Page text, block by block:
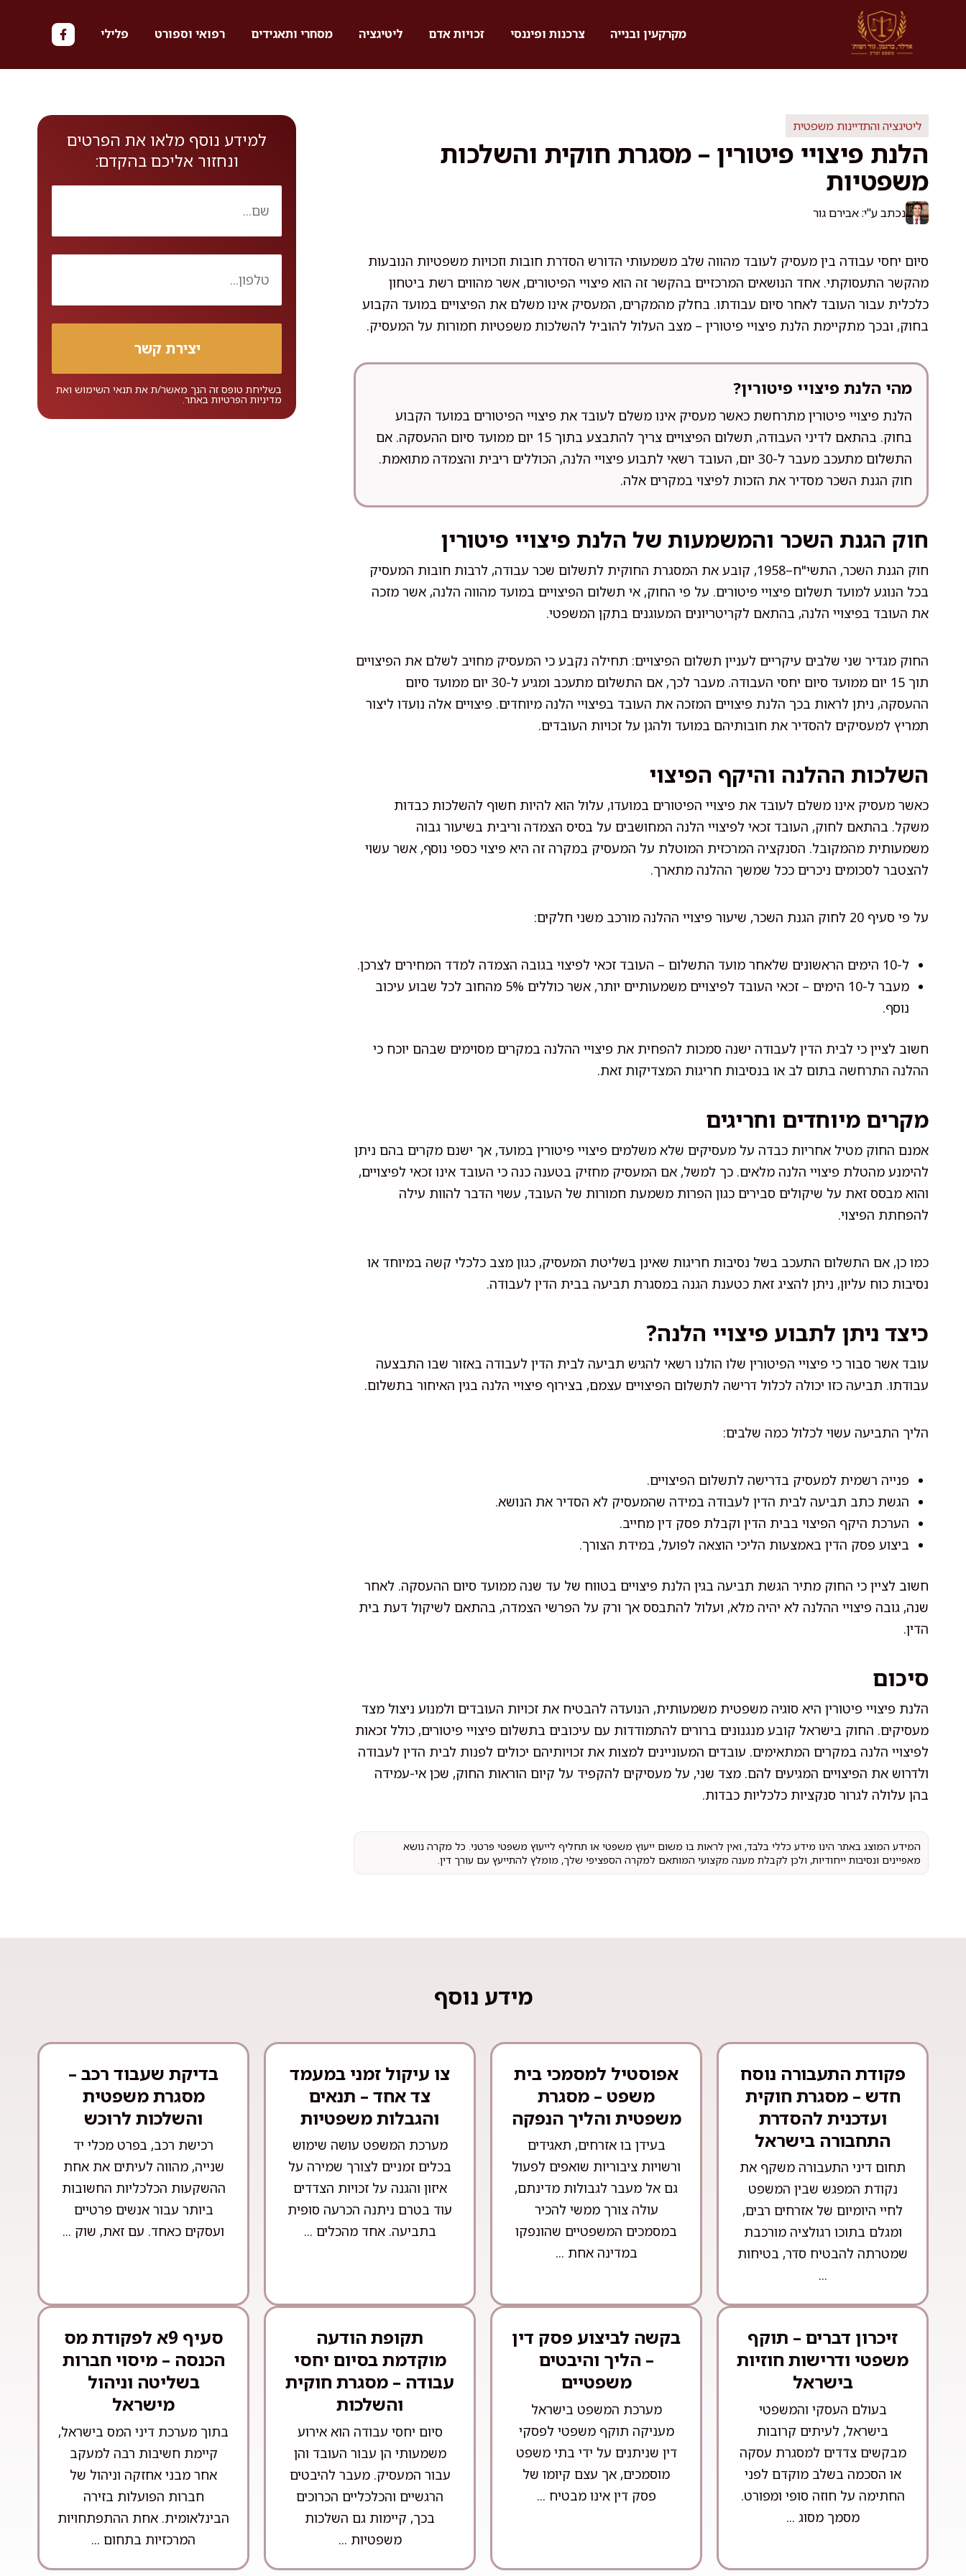
מקרקעין ובנייה צרכנות ופיננסי זכויות אדם ליטיגציה מסחרי ותאגידים רפואי וספורט פלילי
ליטיגציה והתדיינות משפטית
הלנת פיצויי פיטורין – מסגרת חוקית והשלכות
משפטיות
נכתב ע"י: אבירם גור
סיום יחסי עבודה בין מעסיק לעובד מהווה שלב משמעותי הדורש הסדרת חובות וזכויות משפטיות הנובעות
מהקשר התעסוקתי. אחד הנושאים המרכזיים בהקשר זה הוא פיצויי הפיטורים, אשר מהווים רשת ביטחון
כלכלית עבור העובד לאחר סיום עבודתו. בחלק מהמקרים, המעסיק אינו משלם את הפיצויים במועד הקבוע
בחוק, ובכך מתקיימת הלנת פיצויי פיטורין – מצב העלול להוביל להשלכות משפטיות חמורות על המעסיק.
מהי הלנת פיצויי פיטורין?
הלנת פיצויי פיטורין מתרחשת כאשר מעסיק אינו משלם לעובד את פיצויי הפיטורים במועד הקבוע
בחוק. בהתאם לדיני העבודה, תשלום הפיצויים צריך להתבצע בתוך 15 יום ממועד סיום ההעסקה. אם
התשלום מתעכב מעבר ל-30 יום, העובד רשאי לתבוע פיצויי הלנה, הכוללים ריבית והצמדה מתואמת.
חוק הגנת השכר מסדיר את הזכות לפיצוי במקרים אלה.
חוק הגנת השכר והמשמעות של הלנת פיצויי פיטורין
חוק הגנת השכר, התשי"ח–1958, קובע את המסגרת החוקית לתשלום שכר עבודה, לרבות חובות המעסיק
בכל הנוגע למועד תשלום פיצויי פיטורים. על פי החוק, אי תשלום הפיצויים במועד מהווה הלנה, אשר מזכה
את העובד בפיצויי הלנה, בהתאם לקריטריונים המעוגנים בתקן המשפטי.
החוק מגדיר שני שלבים עיקריים לעניין תשלום הפיצויים: תחילה נקבע כי המעסיק מחויב לשלם את הפיצויים
תוך 15 יום ממועד סיום יחסי העבודה. מעבר לכך, אם התשלום מתעכב ומגיע ל-30 יום ממועד סיום
ההעסקה, ניתן לראות בכך הלנת פיצויים המזכה את העובד בפיצויי הלנה מיוחדים. פיצויים אלה נועדו ליצור
תמריץ למעסיקים להסדיר את חובותיהם במועד ולהגן על זכויות העובדים.
השלכות ההלנה והיקף הפיצוי
כאשר מעסיק אינו משלם לעובד את פיצויי הפיטורים במועדו, עלול הוא להיות חשוף להשלכות כבדות
משקל. בהתאם לחוק, העובד זכאי לפיצויי הלנה המחושבים על בסיס הצמדה וריבית בשיעור גבוה
משמעותית מהמקובל. הסנקציה המרכזית המוטלת על המעסיק במקרה זה היא פיצוי כספי נוסף, אשר עשוי
להצטבר לסכומים ניכרים ככל שמשך ההלנה מתארך.
על פי סעיף 20 לחוק הגנת השכר, שיעור פיצויי ההלנה מורכב משני חלקים:
ל-10 הימים הראשונים שלאחר מועד התשלום – העובד זכאי לפיצוי בגובה הצמדה למדד המחירים לצרכן.
מעבר ל-10 הימים – זכאי העובד לפיצויים משמעותיים יותר, אשר כוללים 5% מהחוב לכל שבוע עיכוב
נוסף.
חשוב לציין כי לבית הדין לעבודה ישנה סמכות להפחית את פיצויי ההלנה במקרים מסוימים שבהם יוכח כי
ההלנה התרחשה בתום לב או בנסיבות חריגות המצדיקות זאת.
מקרים מיוחדים וחריגים
אמנם החוק מטיל אחריות כבדה על מעסיקים שלא משלמים פיצויי פיטורין במועד, אך ישנם מקרים בהם ניתן
להימנע מהטלת פיצויי הלנה מלאים. כך למשל, אם המעסיק מחזיק בטענה כנה כי העובד אינו זכאי לפיצויים,
והוא מבסס זאת על שיקולים סבירים כגון הפרות משמעת חמורות של העובד, עשוי הדבר להוות עילה
להפחתת הפיצוי.
כמו כן, אם התשלום התעכב בשל נסיבות חריגות שאינן בשליטת המעסיק, כגון מצב כלכלי קשה במיוחד או
נסיבות כוח עליון, ניתן להציג זאת כטענת הגנה במסגרת תביעה בבית הדין לעבודה.
כיצד ניתן לתבוע פיצויי הלנה?
עובד אשר סבור כי פיצויי הפיטורין שלו הולנו רשאי להגיש תביעה לבית הדין לעבודה באזור שבו התבצעה
עבודתו. תביעה כזו יכולה לכלול דרישה לתשלום הפיצויים עצמם, בצירוף פיצויי הלנה בגין האיחור בתשלום.
הליך התביעה עשוי לכלול כמה שלבים:
פנייה רשמית למעסיק בדרישה לתשלום הפיצויים.
הגשת כתב תביעה לבית הדין לעבודה במידה שהמעסיק לא הסדיר את הנושא.
הערכת היקף הפיצוי בבית הדין וקבלת פסק דין מחייב.
ביצוע פסק הדין באמצעות הליכי הוצאה לפועל, במידת הצורך.
חשוב לציין כי החוק מתיר הגשת תביעה בגין הלנת פיצויים בטווח של עד שנה ממועד סיום ההעסקה. לאחר
שנה, גובה פיצויי ההלנה לא יהיה מלא, ועלול להתבסס אך ורק על הפרשי הצמדה, בהתאם לשיקול דעת בית
הדין.
סיכום
הלנת פיצויי פיטורין היא סוגיה משפטית משמעותית, הנועדה להבטיח את זכויות העובדים ולמנוע ניצול מצד
מעסיקים. החוק בישראל קובע מנגנונים ברורים להתמודדות עם עיכובים בתשלום פיצויי פיטורים, כולל זכאות
לפיצויי הלנה במקרים המתאימים. עובדים המעוניינים למצות את זכויותיהם יכולים לפנות לבית הדין לעבודה
ולדרוש את הפיצויים המגיעים להם. מצד שני, על מעסיקים להקפיד על קיום הוראות החוק, שכן אי-עמידה
בהן עלולה לגרור סנקציות כלכליות כבדות.
המידע המוצג באתר הינו מידע כללי בלבד, ואין לראות בו משום ייעוץ משפטי או תחליף לייעוץ משפטי פרטני. כל מקרה נושא
מאפיינים ונסיבות ייחודיות, ולכן לקבלת מענה מקצועי המותאם למקרה הספציפי שלך, מומלץ להתייעץ עם עורך דין.
למידע נוסף מלאו את הפרטים
ונחזור אליכם בהקדם:
בשליחת טופס זה הנך מאשר/ת את תנאי השימושואת
מדיניות הפרטיותבאתר.
מידע נוסף
פקודת התעבורה נוסח
חדש – מסגרת חוקית
ועדכנית להסדרת
התחבורה בישראל
תחום דיני התעבורה משקף את
נקודת המפגש שבין המשפט
לחיי היומיום של אזרחים רבים,
ומגלם בתוכו רגולציה מורכבת
שמטרתה להבטיח סדר, בטיחות
...
אפוסטיל למסמכי בית
משפט – מסגרת
משפטית והליך הנפקה
בעידן בו אזרחים, תאגידים
ורשויות ציבוריות שואפים לפעול
גם אל מעבר לגבולות מדינתם,
עולה צורך ממשי להכיר
במסמכים המשפטיים שהונפקו
במדינה אחת ...
צו עיקול זמני במעמד
צד אחד – תנאים
והגבלות משפטיות
מערכת המשפט עושה שימוש
בכלים זמניים לצורך שמירה על
איזון והגנה על זכויות הצדדים
עוד בטרם ניתנה הכרעה סופית
בתביעה. אחד מהכלים ...
בדיקת שעבוד רכב –
מסגרת משפטית
והשלכות לרוכש
רכישת רכב, בפרט מכלי יד
שנייה, מהווה לעיתים את אחת
ההשקעות הכלכליות החשובות
ביותר עבור אנשים פרטיים
ועסקים כאחד. עם זאת, שוק ...
זיכרון דברים – תוקף
משפטי ודרישות חוזיות
בישראל
בעולם העסקי והמשפטי
בישראל, לעיתים קרובות
מבקשים צדדים למסגרת עסקה
או הסכמה בשלב מוקדם לפני
החתימה על חוזה סופי ומפורט.
מסמך מסוג ...
בקשה לביצוע פסק דין
– הליך והיבטים
משפטיים
מערכת המשפט בישראל
מעניקה תוקף משפטי לפסקי
דין שניתנים על ידי בתי משפט
מוסמכים, אך עצם קיומו של
פסק דין אינו מבטיח ...
תקופת הודעה
מוקדמת בסיום יחסי
עבודה – מסגרת חוקית
והשלכות
סיום יחסי עבודה הוא אירוע
משמעותי הן עבור העובד והן
עבור המעסיק. מעבר להיבטים
הרגשיים והכלכליים הכרוכים
בכך, קיימות גם השלכות
משפטיות ...
סעיף 9א לפקודת מס
הכנסה – מיסוי חברות
בשליטה וניהול
מישראל
בתוך מערכת דיני המס בישראל,
קיימת חשיבות רבה למעקב
אחר מבני אחזקה וניהול של
חברות הפועלות בזירה
הבינלאומית. אחת ההתפתחויות
המרכזיות בתחום ...